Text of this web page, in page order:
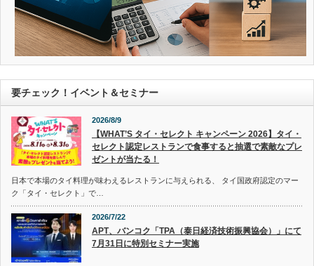
要チェック！イベント＆セミナー
2026/8/9
【WHAT’S タイ・セレクト キャンペーン 2026】タイ・
セレクト認定レストランで食事すると抽選で素敵なプレ
ゼントが当たる！
日本で本場のタイ料理が味わえるレストランに与えられる、 タイ国政府認定のマー
ク「タイ・セレクト」で…
2026/7/22
APT、バンコク「TPA（泰日経済技術振興協会）」にて
7月31日に特別セミナー実施